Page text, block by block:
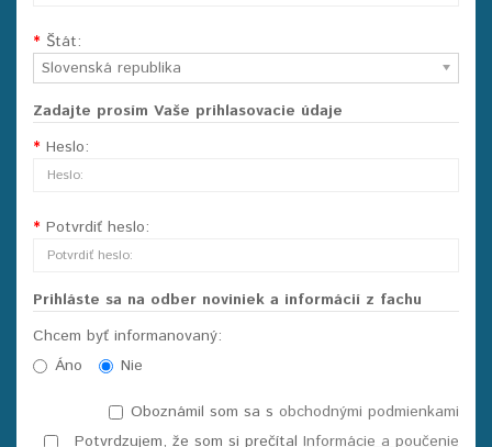
Štát:
Slovenská republika
Zadajte prosím Vaše prihlasovacie údaje
Heslo:
Potvrdiť heslo:
Prihláste sa na odber noviniek a informácií z fachu
Chcem byť informanovaný:
Áno
Nie
Oboznámil som sa s obchodnými podmienkami
Potvrdzujem, že som si prečítal Informácie a poučenie